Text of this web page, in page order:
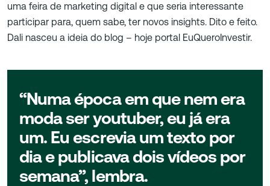
uma feira de marketing digital e que seria interessante
participar para, quem sabe, ter novos insights. Dito e feito.
Dali nasceu a ideia do blog – hoje portal EuQueroInvestir.
“Numa época em que nem era
moda ser youtuber, eu já era
um. Eu escrevia um texto por
dia e publicava dois vídeos por
semana”, lembra.